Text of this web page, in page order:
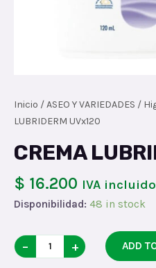
Inicio /ASEO Y VARIEDADES /
LUBRIDERM UVx120
CREMA
$ 16.200 IVA incluido
Disponibilidad: 48 in stock
CREMA
LUBRIDERM
− + ADD